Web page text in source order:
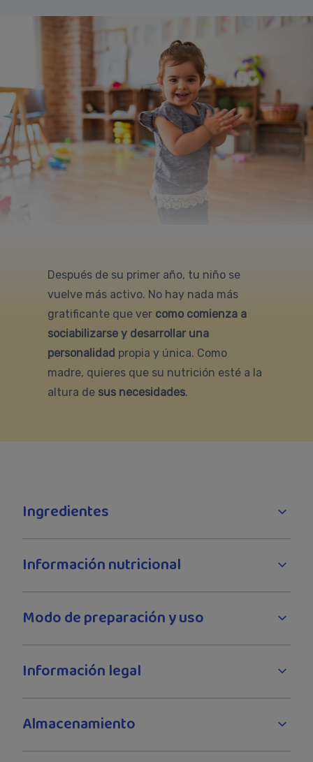
Después de su primer año, tu niño se
vuelve más activo. No hay nada más
gratificante que ver como comienza a
sociabilizarse y desarrollar una
personalidad propia y única. Como
madre, quieres que su nutrición esté a la
altura de sus necesidades.
Ingredientes
Información nutricional
Modo de preparación y uso
Información legal
Almacenamiento